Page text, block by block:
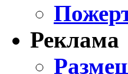
Реклама